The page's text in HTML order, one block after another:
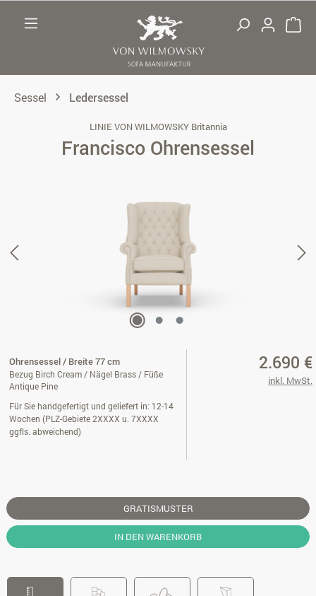
Sessel Ledersessel
LINIE VON WILMOWSKY Britannia
Francisco Ohrensessel
Ohrensessel / Breite 77 cm
Bezug Birch Cream / Nägel Brass / Füße
Antique Pine
Für Sie handgefertigt und geliefert in: 12-14
Wochen (PLZ-Gebiete 2XXXX u. 7XXXX
ggfls. abweichend)
2.690 €
inkl. MwSt.
GRATISMUSTER
IN DEN WARENKORB